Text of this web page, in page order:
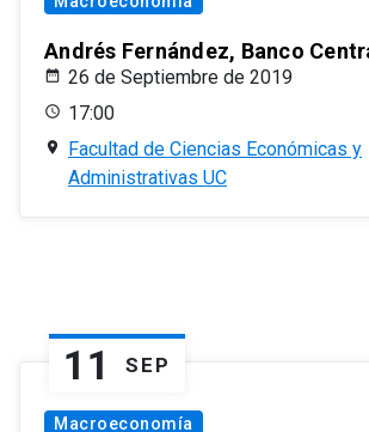
Andrés Fernández, Banco
26 de Septiembre de 2019
17:00
Facultad de Ciencias Económicas y
Administrativas UC
11 SEP
Macroeconomía